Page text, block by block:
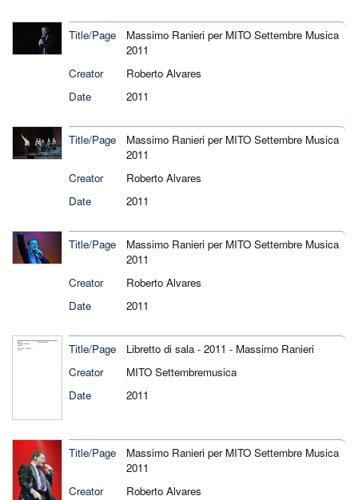
Title/Page
Massimo Ranieri per MITO Settembre Musica
2011
Creator
Roberto Alvares
Date
2011
Title/Page
Massimo Ranieri per MITO Settembre Musica
2011
Creator
Roberto Alvares
Date
2011
Title/Page
Massimo Ranieri per MITO Settembre Musica
2011
Creator
Roberto Alvares
Date
2011
Title/Page
Libretto di sala - 2011 - Massimo Ranieri
Creator
MITO Settembremusica
Date
2011
Title/Page
Massimo Ranieri per MITO Settembre Musica
2011
Creator
Roberto Alvares